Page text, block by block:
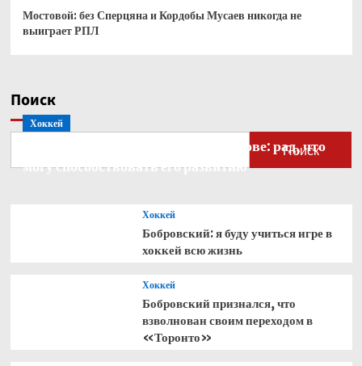
Мостовой: без Сперцяна и Кордобы Мусаев никогда не
выиграет РПЛ
Поиск
Поиск
Хоккей
Бобровский — о голкипере Ахтямове: рад, что
могу способствовать его развитию
Хоккей
Бобровский: я буду учиться игре в
хоккей всю жизнь
Хоккей
Бобровский признался, что
взволнован своим переходом в
«Торонто»